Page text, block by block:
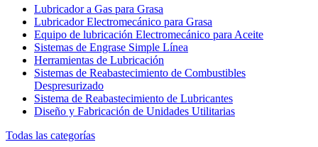
Lubricador a Gas para Grasa
Lubricador Electromecánico para Grasa
Equipo de lubricación Electromecánico para Aceite
Sistemas de Engrase Simple Línea
Herramientas de Lubricación
Sistemas de Reabastecimiento de Combustibles
Despresurizado
Sistema de Reabastecimiento de Lubricantes
Diseño y Fabricación de Unidades Utilitarias
Todas las categorías